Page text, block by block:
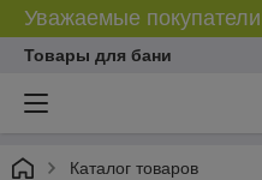
Уважаемые
Товары для бани
Каталог товаров